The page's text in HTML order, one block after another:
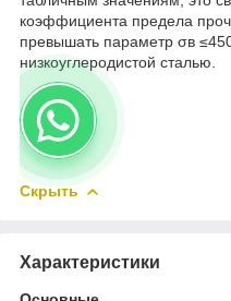
коэффициента предела
превышать параметр σв
низкоуглеродистой сталью.
Скрыть
Характеристики